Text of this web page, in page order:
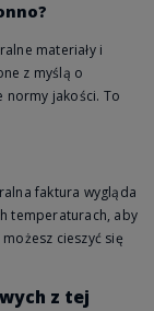
materiały i
z myślą o
normy jakości. To
faktura wygląda
temperaturach, aby
cieszyć się
z tej